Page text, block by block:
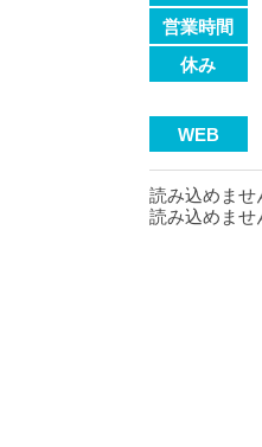
営業時間
休み
WEB
読み込めませ
読み込めませ